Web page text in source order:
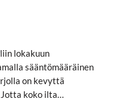
lokakuun
sääntömääräinen
on kevyttä
koko ilta…